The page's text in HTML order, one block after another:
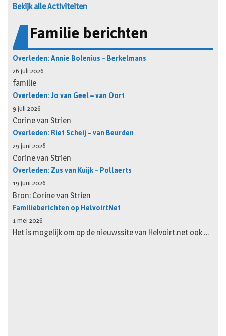
Bekijk alle Activiteiten
Familie berichten
Overleden: Annie Bolenius – Berkelmans
26 juli 2026
familie
Overleden: Jo van Geel – van Oort
9 juli 2026
Corine van Strien
Overleden: Riet Scheij – van Beurden
29 juni 2026
Corine van Strien
Overleden: Zus van Kuijk – Pollaerts
19 juni 2026
Bron: Corine van Strien
Familieberichten op HelvoirtNet
1 mei 2026
Het is mogelijk om op de nieuwssite van Helvoirt.net ook …